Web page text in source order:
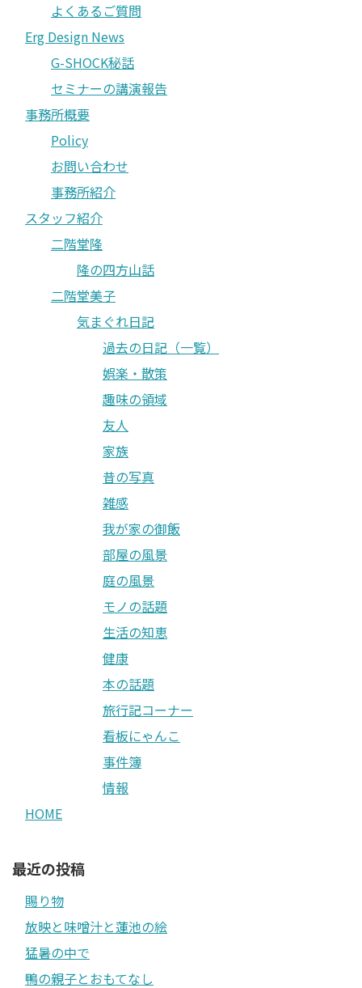
よくあるご質問
Erg Design News
G-SHOCK秘話
セミナーの講演報告
事務所概要
Policy
お問い合わせ
事務所紹介
スタッフ紹介
二階堂隆
隆の四方山話
二階堂美子
気まぐれ日記
過去の日記（一覧）
娯楽・散策
趣味の領域
友人
家族
昔の写真
雑感
我が家の御飯
部屋の風景
庭の風景
モノの話題
生活の知恵
健康
本の話題
旅行記コーナー
看板にゃんこ
事件簿
情報
HOME
最近の投稿
賜り物
放映と味噌汁と蓮池の絵
猛暑の中で
鴨の親子とおもてなし